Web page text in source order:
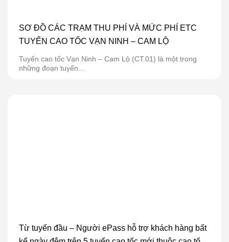
SƠ ĐỒ CÁC TRẠM THU PHÍ VÀ MỨC PHÍ ETC
TUYẾN CAO TỐC VẠN NINH – CAM LỘ
Tuyến cao tốc Vạn Ninh – Cam Lộ (CT.01) là một trong
những đoạn tuyến...
Từ tuyến đầu – Người ePass hỗ trợ khách hàng bất